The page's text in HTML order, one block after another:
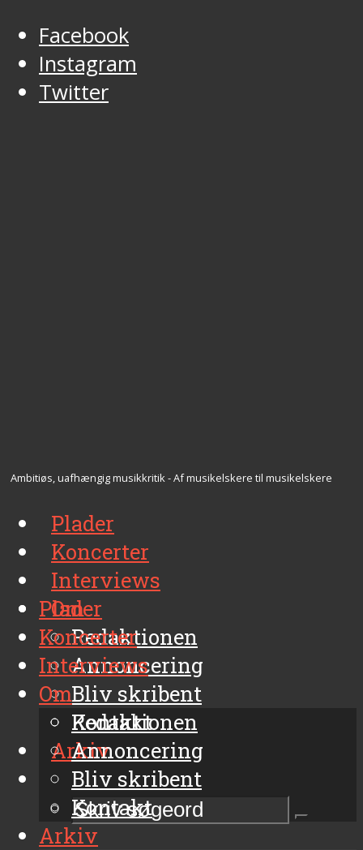
Facebook
Instagram
Twitter
Ambitiøs, uafhængig musikkritik - Af musikelskere til musikelskere
Plader
Koncerter
Interviews
Om
Redaktionen
Annoncering
Bliv skribent
Kontakt
Arkiv
Plader
Koncerter
Interviews
Om
Redaktionen
Annoncering
Bliv skribent
Kontakt
Arkiv